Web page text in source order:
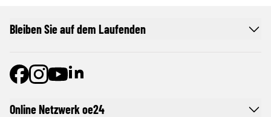
Online Netzwerk oe24
Bleiben Sie auf dem Laufenden